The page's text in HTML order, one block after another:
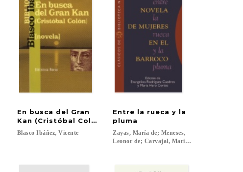
En busca del Gran
Kan (Cristóbal Colón)
Blasco Ibáñez, Vicente
Entre la rueca y la
pluma
Zayas, María de; Meneses,
Leonor de; Carvajal, Mariana de...